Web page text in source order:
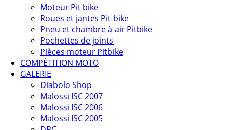
Moteur Pit bike
Roues et jantes Pit bike
Pneu et chambre à air Pitbike
Pochettes de joints
Pièces moteur Pitbike
COMPÉTITION MOTO
GALERIE
Diabolo Shop
Malossi ISC 2007
Malossi ISC 2006
Malossi ISC 2005